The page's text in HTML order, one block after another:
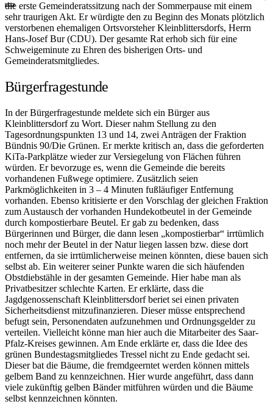
die erste Gemeinderatssitzung nach der Sommerpause mit einem
sehr traurigen Akt. Er würdigte den zu Beginn des Monats plötzlich
verstorbenen ehemaligen Ortsvorsteher Kleinblittersdorfs, Herrn
Hans-Josef Bur (CDU). Der gesamte Rat erhob sich für eine
Schweigeminute zu Ehren des bisherigen Orts- und
Gemeinderatsmitgliedes.
Bürgerfragestunde
In der Bürgerfragestunde meldete sich ein Bürger aus
Kleinblittersdorf zu Wort. Dieser nahm Stellung zu den
Tagesordnungspunkten 13 und 14, zwei Anträgen der Fraktion
Bündnis 90/Die Grünen. Er merkte kritisch an, dass die geforderten
KiTa-Parkplätze wieder zur Versiegelung von Flächen führen
würden. Er bevorzuge es, wenn die Gemeinde die bereits
vorhandenen Fußwege optimiere. Zusätzlich seien
Parkmöglichkeiten in 3 – 4 Minuten fußläufiger Entfernung
vorhanden. Ebenso kritisierte er den Vorschlag der gleichen Fraktion
zum Austausch der vorhanden Hundekotbeutel in der Gemeinde
durch kompostierbare Beutel. Er gab zu bedenken, dass
Bürgerinnen und Bürger, die dann lesen „kompostierbar“ irrtümlich
noch mehr der Beutel in der Natur liegen lassen bzw. diese dort
entfernen, da sie irrtümlicherweise meinen könnten, diese bauen sich
selbst ab. Ein weiterer seiner Punkte waren die sich häufenden
Obstdiebstähle in der gesamten Gemeinde. Hier habe man als
Privatbesitzer schlechte Karten. Er erklärte, dass die
Jagdgenossenschaft Kleinblittersdorf beriet sei einen privaten
Sicherheitsdienst mitzufinanzieren. Dieser müsse entsprechend
befugt sein, Personendaten aufzunehmen und Ordnungsgelder zu
verteilen. Vielleicht könne man hier auch die Mitarbeiter des Saar-
Pfalz-Kreises gewinnen. Am Ende erklärte er, dass die Idee des
grünen Bundestagsmitgliedes Tressel nicht zu Ende gedacht sei.
Dieser bat die Bäume, die fremdgeerntet werden können mittels
gelbem Band zu kennzeichnen. Hier wurde angeführt, dass dann
viele zukünftig gelben Bänder mitführen würden und die Bäume
selbst kennzeichnen könnten.